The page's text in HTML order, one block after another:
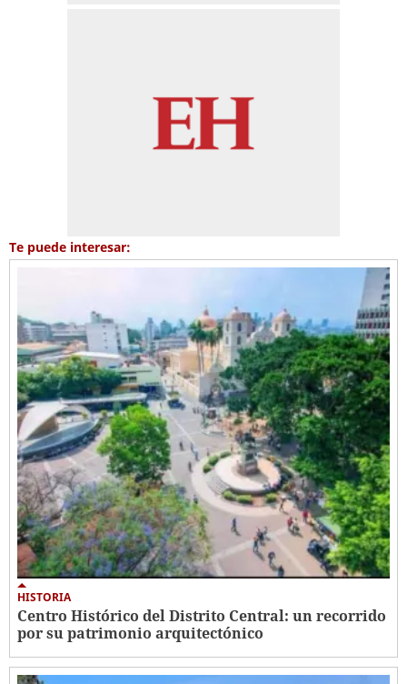
Te puede interesar:
HISTORIA
Centro Histórico del Distrito Central: un recorrido
por su patrimonio arquitectónico